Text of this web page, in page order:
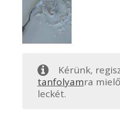
Kérünk,
tanfolyamra
leckét.